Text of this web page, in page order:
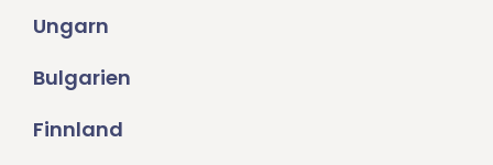
Ungarn
Bulgarien
Finnland